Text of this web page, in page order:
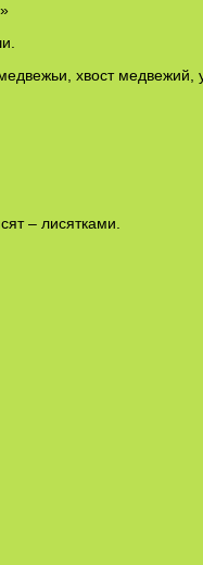
хвост медвежий,
– лисятками.